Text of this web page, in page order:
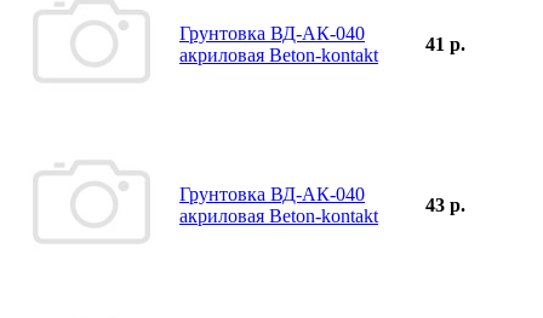
Грунтовка ВД-АК-040
акриловая Beton-kontakt
41 р.
Грунтовка ВД-АК-040
акриловая Beton-kontakt
43 р.